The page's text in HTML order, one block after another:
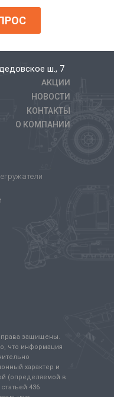
защищены.
что информация
характер и
(определяемой в
436
ш., 7
АКЦИИ
НОВОСТИ
КОНТАКТЫ
О КОМПАНИИ